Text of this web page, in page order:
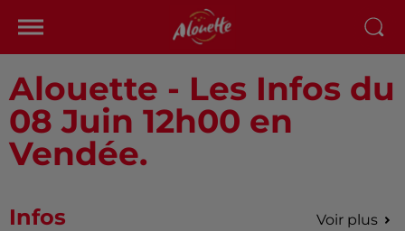
Alouette - Les Infos du
08 Juin 12h00 en
Vendée.
Infos Voir plus